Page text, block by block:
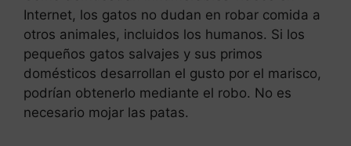
Internet, los gatos no dudan en robar comida a
otros animales, incluidos los humanos. Si los
pequeños gatos salvajes y sus primos
domésticos desarrollan el gusto por el marisco,
podrían obtenerlo mediante el robo. No es
necesario mojar las patas.